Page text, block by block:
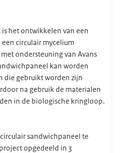
het ontwikkelen van een
circulair mycelium
ondersteuning van Avans
kan worden
die gebruikt worden zijn
na gebruik de materialen
in de biologische kringloop.
sandwichpaneel te
opgedeeld in 3